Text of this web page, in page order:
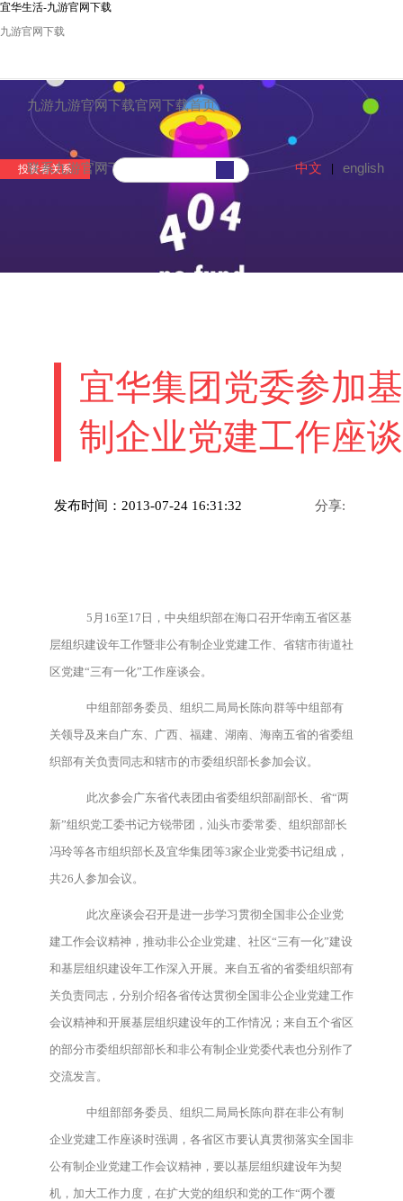
宜华生活-九游官网下载
九游官网下载
九游九游官网下载官网下载首页
联系九游官网下载
投资者关系 中文 english
宜华集团党委参加
制企业党建工作座
发布时间：2013-07-24 16:31:32 分享:
5月16至17日，中央组织部在海口召开华南五省区基
层组织建设年工作暨非公有制企业党建工作、省辖市街道社
区党建“三有一化”工作座谈会。
中组部部务委员、组织二局局长陈向群等中组部有
关领导及来自广东、广西、福建、湖南、海南五省的省委组
织部有关负责同志和辖市的市委组织部长参加会议。
此次参会广东省代表团由省委组织部副部长、省“两
新”组织党工委书记方锐带团，汕头市委常委、组织部部长
冯玲等各市组织部长及宜华集团等3家企业党委书记组成，
共26人参加会议。
此次座谈会召开是进一步学习贯彻全国非公企业党
建工作会议精神，推动非公企业党建、社区“三有一化”建设
和基层组织建设年工作深入开展。来自五省的省委组织部有
关负责同志，分别介绍各省传达贯彻全国非公企业党建工作
会议精神和开展基层组织建设年的工作情况；来自五个省区
的部分市委组织部部长和非公有制企业党委代表也分别作了
交流发言。
中组部部务委员、组织二局局长陈向群在非公有制
企业党建工作座谈时强调，各省区市要认真贯彻落实全国非
公有制企业党建工作会议精神，要以基层组织建设年为契
机，加大工作力度，在扩大党的组织和党的工作“两个覆